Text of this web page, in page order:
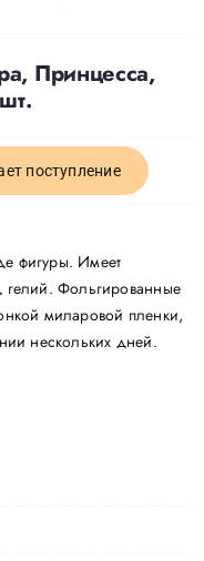
Принцесса,
поступление
фигуры. Имеет
гелий. Фольгированные
миларовой пленки,
нескольких дней.